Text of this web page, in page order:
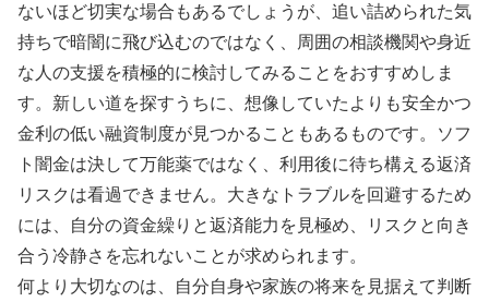
ないほど切実な場合もあるでしょうが、追い詰められた気
持ちで暗闇に飛び込むのではなく、周囲の相談機関や身近
な人の支援を積極的に検討してみることをおすすめしま
す。新しい道を探すうちに、想像していたよりも安全かつ
金利の低い融資制度が見つかることもあるものです。ソフ
ト闇金は決して万能薬ではなく、利用後に待ち構える返済
リスクは看過できません。大きなトラブルを回避するため
には、自分の資金繰りと返済能力を見極め、リスクと向き
合う冷静さを忘れないことが求められます。
何より大切なのは、自分自身や家族の将来を見据えて判断